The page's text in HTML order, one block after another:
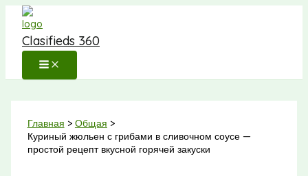
Перейти
содержимому
Clasifieds 360
Главная
Общая
Куриный жюльен с грибами в сливочном соусе —
простой рецепт вкусной горячей закуски